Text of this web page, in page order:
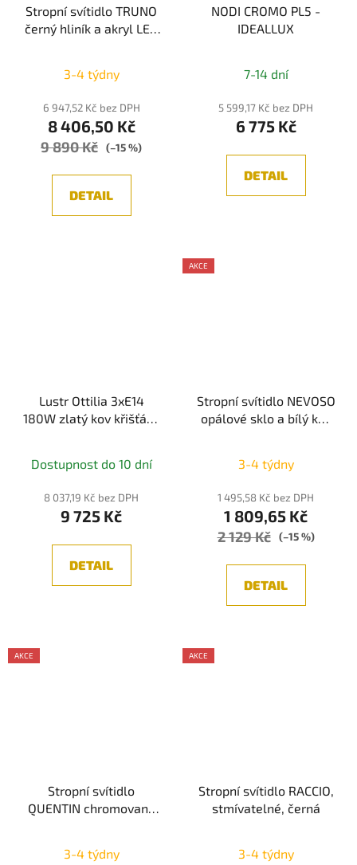
Stropní svítidlo TRUNO
černý hliník a akryl LED
LUCE
3-4 týdny
6 947,52 Kč bez DPH
8 406,50 Kč
9 890 Kč (–15 %)
DETAIL
NODI CROMO PL5 -
IDEALLUX
7-14 dní
5 599,17 Kč bez DPH
6 775 Kč
DETAIL
Lustr Ottilia 3xE14
180W zlatý kov křišťál -
Dostupnost do 10 dní
8 037,19 Kč bez DPH
9 725 Kč
DETAIL
AKCE
Stropní svítidlo NEVOSO
opálové sklo a bílý kov
LUCE
3-4 týdny
1 495,58 Kč bez DPH
1 809,65 Kč
2 129 Kč (–15 %)
DETAIL
AKCE
Stropní svítidlo
QUENTIN chromovaný
NOVA LUCE
3-4 týdny
AKCE
Stropní svítidlo RACCIO,
stmívatelné, černá
3-4 týdny